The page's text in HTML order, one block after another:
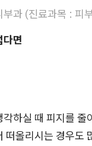
부과 (진료과목 : 피
다면
하실 때 피지를 줄
떠올리시는 경우도